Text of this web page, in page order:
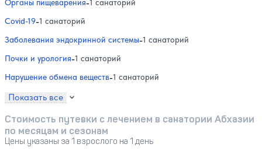
Органы пищеварения-1 санаторий
Covid-19-1 санаторий
Заболевания эндокринной системы-1 санаторий
Почки и урология-1 санаторий
Нарушение обмена веществ-1 санаторий
Показать все
Стоимость путевки с лечением в санатории Абхазии
по месяцам и сезонам
Цены указаны за 1 взрослого на 1 день